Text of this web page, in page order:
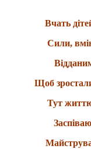
Вчать
Сили,
Щоб
Тут